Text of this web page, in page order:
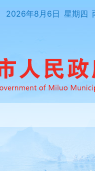
2026年8月6日 星期四